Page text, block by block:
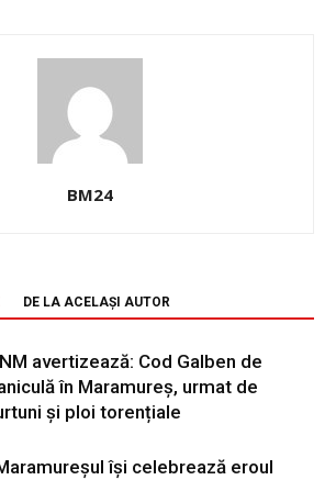
BM24
DE LA ACELAȘI AUTOR
avertizează: Cod Galben de
în Maramureș, urmat de
și ploi torențiale
își celebrează eroul